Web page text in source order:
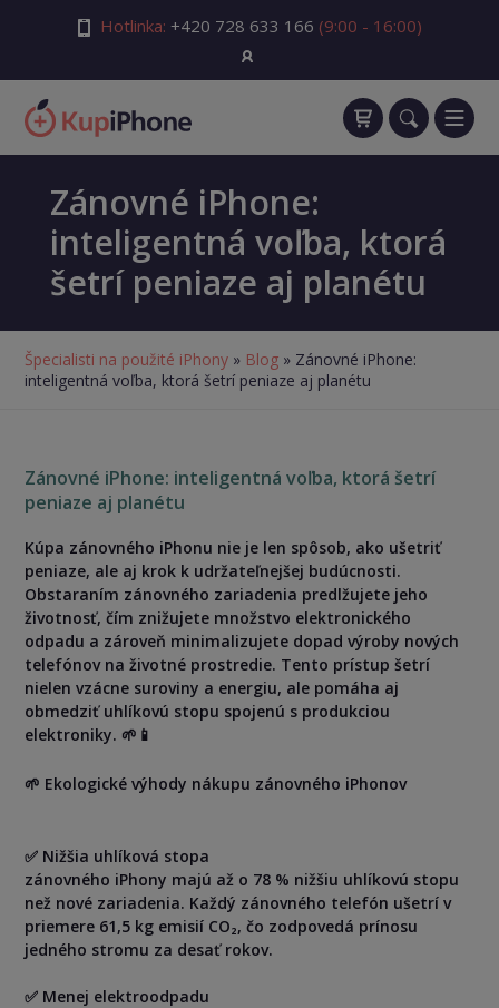
Hotlinka: +420 728 633 166 (9:00 - 16:00)
Zánovné iPhone:
inteligentná voľba, ktorá
šetrí peniaze aj planétu
Špecialisti na použité iPhony » Blog » Zánovné iPhone:
inteligentná voľba, ktorá šetrí peniaze aj planétu
Zánovné iPhone: inteligentná voľba, ktorá šetrí
peniaze aj planétu
Kúpa zánovného iPhonu nie je len spôsob, ako ušetriť
peniaze, ale aj krok k udržateľnejšej budúcnosti.
Obstaraním zánovného zariadenia predlžujete jeho
životnosť, čím znižujete množstvo elektronického
odpadu a zároveň minimalizujete dopad výroby nových
telefónov na životné prostredie. Tento prístup šetrí
nielen vzácne suroviny a energiu, ale pomáha aj
obmedziť uhlíkovú stopu spojenú s produkciou
elektroniky. 🌱📱
🌱 Ekologické výhody nákupu zánovného iPhonov
✅ Nižšia uhlíková stopa
zánovného iPhony majú až o 78 % nižšiu uhlíkovú stopu
než nové zariadenia. Každý zánovného telefón ušetrí v
priemere 61,5 kg emisií CO₂, čo zodpovedá prínosu
jedného stromu za desať rokov.
✅ Menej elektroodpadu